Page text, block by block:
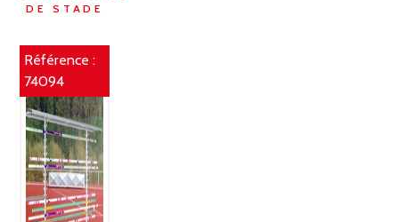
DE STADE
Référence :
74094